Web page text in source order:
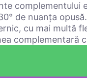
complementului
de nuanța
cu mai multă
complementară